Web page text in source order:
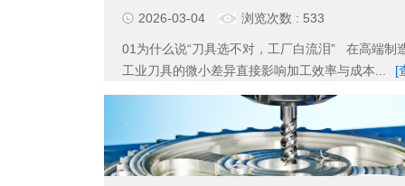
2026-03-04 浏览次数 : 533
01为什么说“刀具选不对，工厂白流泪” 在高端制
工业刀具的微小差异直接影响加工效率与成本...
[